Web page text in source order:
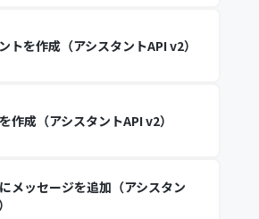
トを作成（アシスタントAPI v2）
作成（アシスタントAPI v2）
メッセージを追加（アシスタン